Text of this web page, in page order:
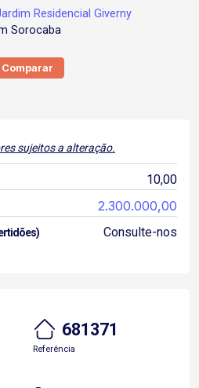
Residencial Giverny
Sorocaba
Comparar
sujeitos a alteração.
10,00
2.300.000,00
Consulte-nos
681371
Referência